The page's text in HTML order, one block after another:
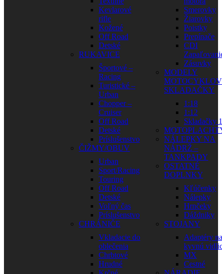
Kevlarové
rifle
Kožené
Off Road
Detské
RUKAVICE
Športové –
Racing
Turistické –
Urban
Chopper –
Cruiser
Off Road
Detské
Príslušenstvo
ČIŽMY/OBUV
Urban
Sport/Racing
Touring
Off Road
Detské
Voľný čas
Príslušenstvo
CHRÁNIČE
Vkladacie do
oblečenia
Chrbtové
Hrudné
Smerovky
Žiarovky
Poistky
Prepínače
CDI
Zásuvky
MODELY
SKLADAČKY
1:18
1:12
Skladačky
NÁLEPKY NA
NÁDRŽ –
TANKPADY
OSTATNÉ
DOPLNKY
Kľúčenky
Nálepky
Hrnčeky
Dáždniky
STOJANY
Adaptéry na
kyvnú
MX
Cestné